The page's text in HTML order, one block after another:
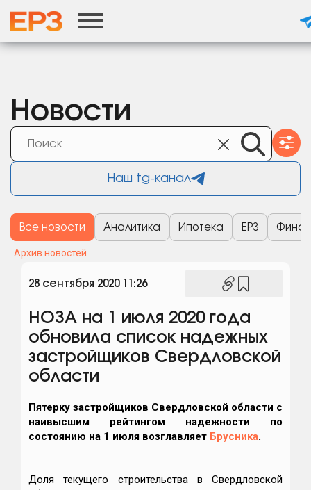
г.Москва
Новости
Наш tg-канал
Все новости Аналитика Ипотека ЕРЗ
Архив новостей
28 сентября 2020 11:26
НОЗА на 1 июля 2020 года
обновила список надежных
застройщиков Свердловской
области
Пятерку застройщиков Свердловской области с
наивысшим рейтингом надежности по
состоянию на 1 июля возглавляет Брусника.
Доля текущего строительства в Свердловской